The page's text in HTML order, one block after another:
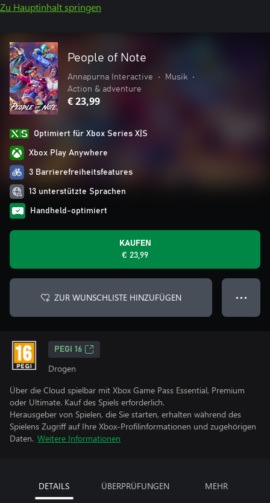
Zu Hauptinhalt springen
People of Note
Annapurna Interactive • Musik
•
Action & adventure
€ 23,99
Optimiert für Xbox Series X|S
Xbox Play Anywhere
3 Barrierefreiheitsfeatures
13 unterstützte Sprachen
Handheld-optimiert
KAUFEN
€ 23,99
ZUR WUNSCHLISTE HINZUFÜGEN ● ● ●
PEGI 16
Drogen
Über die Cloud spielbar mit Xbox Game Pass Essential, Premium
oder Ultimate. Kauf des Spiels erforderlich.
Herausgeber von Spielen, die Sie starten, erhalten während des
Spielens Zugriff auf Ihre Xbox-Profilinformationen und zugehörigen
Daten. Weitere Informationen
DETAILS ÜBERPRÜFUNGEN MEHR